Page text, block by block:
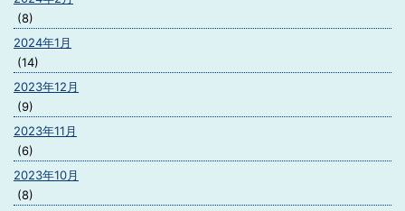
(8)
2024年1月
(14)
2023年12月
(9)
2023年11月
(6)
2023年10月
(8)